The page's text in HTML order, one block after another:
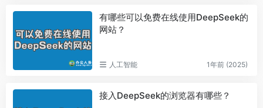
有哪些可以免费在线使用DeepSeek的
网站？
人工智能 1年前 (2025)
接入DeepSeek的浏览器有哪些？